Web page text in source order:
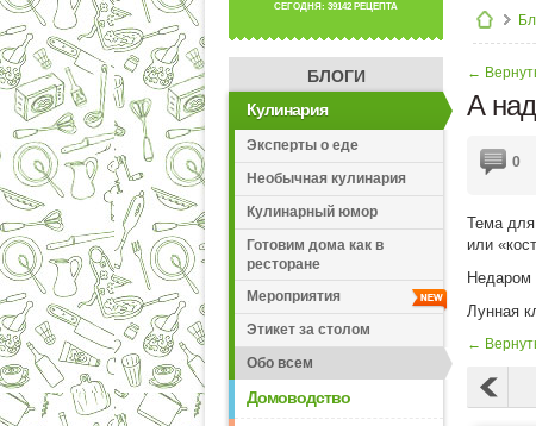
СЕГОДНЯ: 39142 РЕЦЕПТА
БЛОГИ
Кулинария
Эксперты о еде
Необычная кулинария
Кулинарный юмор
Готовим дома как в
ресторане
Мероприятия
Этикет за столом
Обо всем
Домоводство
←
А
0
Тема
или
Недаром
Лунная
←